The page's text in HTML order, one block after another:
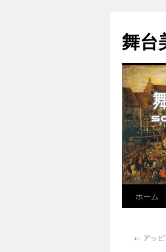
舞台
ホーム
← アッ